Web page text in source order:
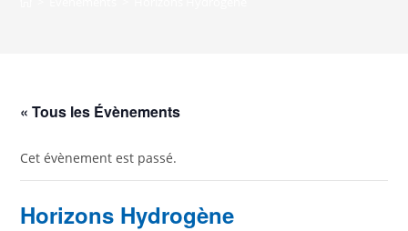
« Tous les Évènements
Cet évènement est passé.
Horizons Hydrogène